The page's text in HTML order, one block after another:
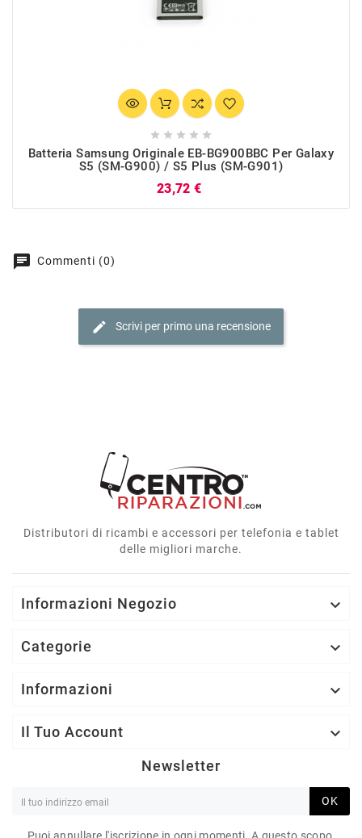
    
Batteria Samsung Originale EB-BG900BBC Per Galaxy
S5 (SM-G900) / S5 Plus (SM-G901)
23,72 €
chat Commenti (0)
edit Scrivi per primo una recensione
Distributori di ricambi e accessori per telefonia e tablet
delle migliori marche.
Informazioni Negozio 
Categorie 
Informazioni 
Il Tuo Account 
Newsletter
OK